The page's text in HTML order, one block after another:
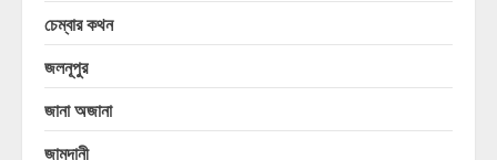
চেম্বার কথন
জলনূপুর
জানা অজানা
জামদানী